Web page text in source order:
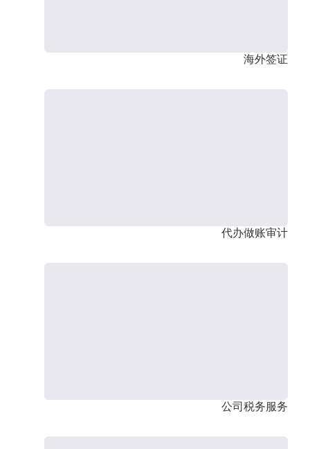
海外签证
代办做账审计
公司税务服务